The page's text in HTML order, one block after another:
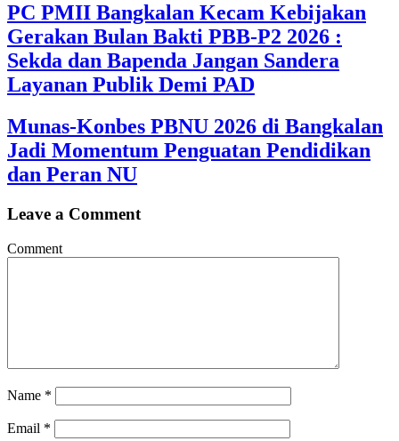
PC PMII Bangkalan Kecam Kebijakan
Gerakan Bulan Bakti PBB-P2 2026 :
Sekda dan Bapenda Jangan Sandera
Layanan Publik Demi PAD
Munas-Konbes PBNU 2026 di Bangkalan
Jadi Momentum Penguatan Pendidikan
dan Peran NU
Leave a Comment
Comment
Name *
Email *